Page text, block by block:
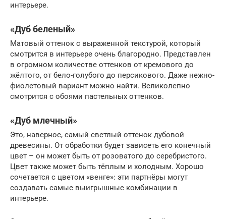
интерьере.
«Дуб беленый»
Матовый оттенок с выраженной текстурой, который
смотрится в интерьере очень благородно. Представлен
в огромном количестве оттенков от кремового до
жёлтого, от бело-голубого до персикового. Даже нежно-
фиолетовый вариант можно найти. Великолепно
смотрится с обоями пастельных оттенков.
«Дуб млечный»
Это, наверное, самый светлый оттенок дубовой
древесины. От обработки будет зависеть его конечный
цвет – он может быть от розоватого до серебристого.
Цвет также может быть тёплым и холодным. Хорошо
сочетается с цветом «венге»: эти партнёры могут
создавать самые выигрышные комбинации в
интерьере.